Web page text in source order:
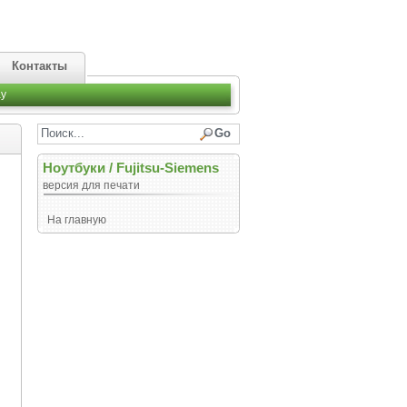
Контакты
Ноутбуки/ Fujitsu-Siemens
версия для печати
На главную